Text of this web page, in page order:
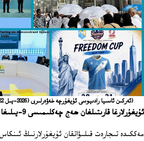
(ئەركىن ئاسىيا رادىيوسى ئۇيغۇرچە خەۋەرلىرى (2026-يىل 22-ماي
ئۇيغۇرلارغا قارىتىلغان ھەج چەكلىمىسى 9-يىلىغا قەدەم قويدى
مەككىدە تىجارەت قىلىۋاتقان ئۇيغۇرلارنىڭ